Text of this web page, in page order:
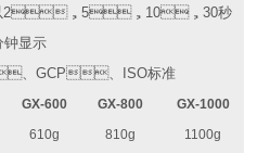
2，5， 10，30秒
钟显示
、GCP、 ISO标准
GX-600 GX-800
GX-1000
610g 810g
1100g